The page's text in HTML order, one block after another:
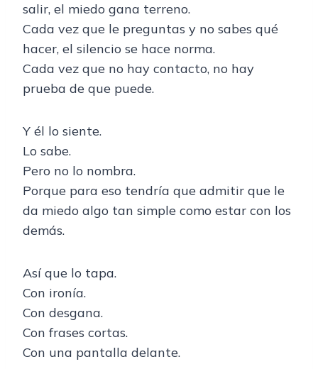
salir, el miedo gana terreno.
Cada vez que le preguntas y no sabes qué
hacer, el silencio se hace norma.
Cada vez que no hay contacto, no hay
prueba de que puede.
Y él lo siente.
Lo sabe.
Pero no lo nombra.
Porque para eso tendría que admitir que le
da miedo algo tan simple como estar con los
demás.
Así que lo tapa.
Con ironía.
Con desgana.
Con frases cortas.
Con una pantalla delante.